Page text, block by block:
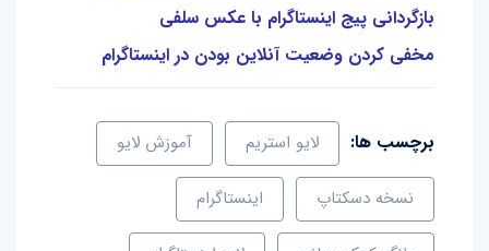
بازگردانی پیج اینستاگرام با عکس سلفی
مخفی کردن وضعیت آنلاین بودن در اینستاگرام
برچسب ها: لایو استریم آموزش لایو
نسخه دسکتاپ اینستاگرام